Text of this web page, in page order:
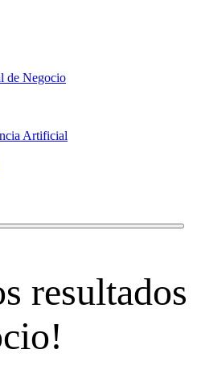
de Negocio
Artificial
resultados